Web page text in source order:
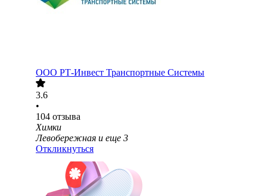
ООО РТ-Инвест Транспортные Системы
3.6
•
104 отзыва
Химки
Левобережная и еще 3
Откликнуться